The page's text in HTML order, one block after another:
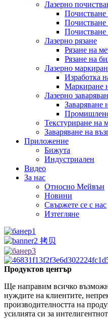
Лазерно
Почистване
Почистване
Почистване
Лазерно рязане
Рязане на
Рязане на
Лазерно
Изработка
Маркиране
Лазерно
Заваряване
Текстуриране на
Заваряване на
Приложение
Бижута
Индустриален
Видео
За нас
Относно Мейвън
Новини
Свържете се с нас
Изтегляне
Продуктов център
Ще направим всичко
нуждите на клиентите,
производителността на
усилията си за